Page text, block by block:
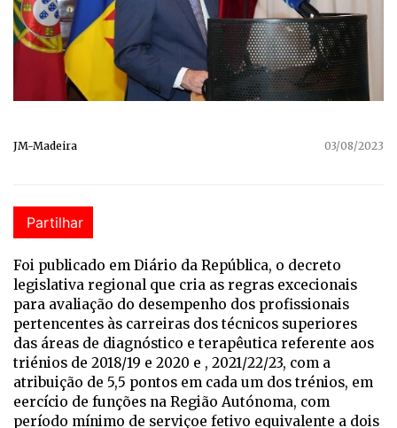
JM-Madeira 03/08/2023
Partilhar
Foi publicado em Diário da República, o decreto
legislativa regional que cria as regras excecionais
para avaliação do desempenho dos profissionais
pertencentes às carreiras dos técnicos superiores
das áreas de diagnóstico e terapêutica referente aos
triénios de 2018/19 e 2020 e , 2021/22/23, com a
atribuição de 5,5 pontos em cada um dos trénios, em
eercício de funções na Região Autónoma, com
período mínimo de serviçoe fetivo equivalente a dois